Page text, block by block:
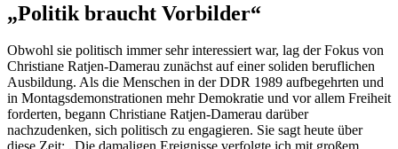
„Politik braucht Vorbilder“
Obwohl sie politisch immer sehr interessiert war, lag der Fokus von
Christiane Ratjen-Damerau zunächst auf einer soliden beruflichen
Ausbildung. Als die Menschen in der DDR 1989 aufbegehrten und
in Montagsdemonstrationen mehr Demokratie und vor allem Freiheit
forderten, begann Christiane Ratjen-Damerau darüber
nachzudenken, sich politisch zu engagieren. Sie sagt heute über